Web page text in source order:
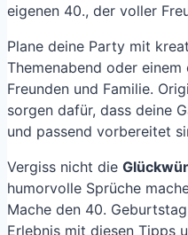
eigenen 40., der voller
Plane deine Party mit
Themenabend oder
Freunden und Familie.
sorgen dafür, dass deine
und passend vorbereitet
Vergiss nicht die
humorvolle Sprüche
Mache den 40.
Erlebnis mit diesen Tipps